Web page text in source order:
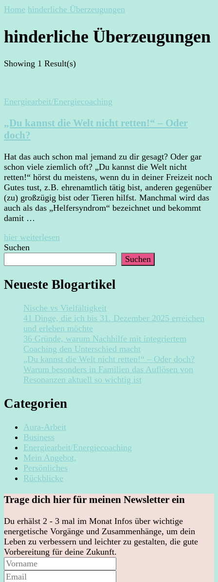
Home hinderliche Überzeugungen
hinderliche Überzeugungen
Showing 1 Result(s)
Energiearbeit/Energiecoaching
„Du kannst die Welt nicht retten!“ – Oder
doch?
Hat das auch schon mal jemand zu dir gesagt? Oder gar
schon viele ziemlich oft? „Du kannst die Welt nicht
retten!“ hörst du meistens, wenn du in deiner Freizeit noch
Gutes tust, z.B. ehrenamtlich tätig bist, anderen gegenüber
(zu) großzügig bist oder Tieren hilfst. Manchmal wird das
auch als das „Helfersyndrom“ bezeichnet und bekommt
damit …
hier weiterlesen
Suchen
Suchen
Neueste Blogartikel
Nische vs Vielfältigkeit
41 Dinge, die ich bis 31. Dezember 2025 erreichen
und erleben möchte
36 Gründe, warum Nachhilfe mit integriertem
Coaching den Unterschied macht
„Du kannst die Welt nicht retten!“ – Oder doch?
Warum besonders in Familien das Auflösen von
Resonanzen aktuell so wichtig ist
Categorien
Aura-Arbeit
Business
Energiearbeit/Energiecoaching
Mein Angebot,
Persönliches
Rückblicke
Trage dich hier für meinen Newsletter ein
Du erhälst 2 - 3 mal im Monat Infos über wichtige
energetische Vorgänge und Zusammenhänge, um dein
Leben zu verbessern und leichter zu gestalten, die gute
Vorbereitung für deine Zukunft.